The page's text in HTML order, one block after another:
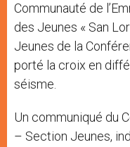
Communauté de
des Jeunes « San
Jeunes de la
porté la croix en
séisme.
Un communiqué du
– Section Jeunes,